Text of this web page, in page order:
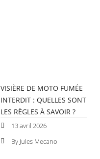
VISIÈRE DE MOTO FUMÉE
INTERDIT : QUELLES SONT
LES RÈGLES À SAVOIR ?
13 avril 2026
By Jules Mecano